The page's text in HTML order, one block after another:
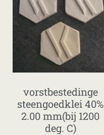
vorstbestedinge
steengoedklei 40%
2.00 mm(bij 1200
deg. C)